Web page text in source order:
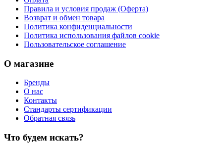
Правила и условия продаж (Оферта)
Возврат и обмен товара
Политика конфиденциальности
Политика использования файлов cookie
Пользовательское соглашение
О магазине
Бренды
О нас
Контакты
Стандарты сертификации
Обратная связь
Что будем искать?